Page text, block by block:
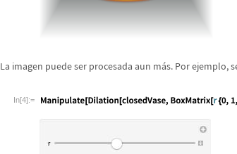
La imagen puede ser procesada aun más. Por ejemplo,
In[4]:=